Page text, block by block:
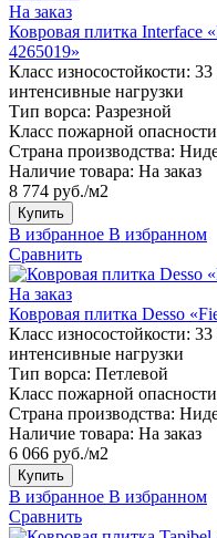
На заказ
Ковровая плитка Interface
4265019»
Класс износостойкости: 33
интенсивные нагрузки
Тип ворса: Разрезной
Класс пожарной
Страна производства:
Наличие товара: На заказ
8 774 руб./м2
Купить
В избранное В избранном
Сравнить
На заказ
Ковровая плитка Desso
Класс износостойкости: 33
интенсивные нагрузки
Тип ворса: Петлевой
Класс пожарной
Страна производства:
Наличие товара: На заказ
6 066 руб./м2
Купить
В избранное В избранном
Сравнить